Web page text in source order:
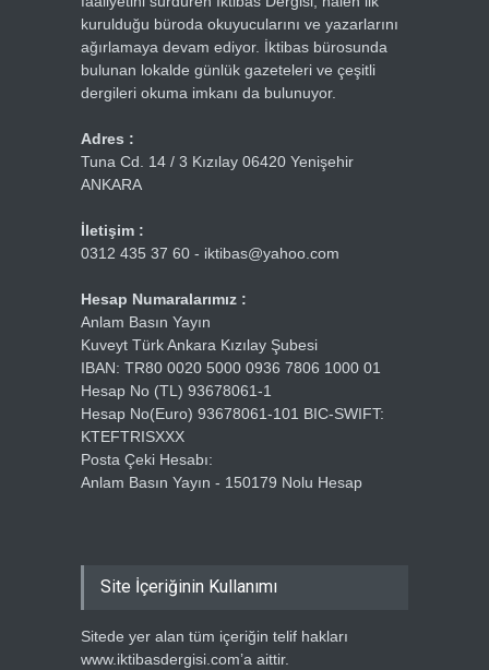
kurulduğu büroda okuyucularını ve yazarlarını
ağırlamaya devam ediyor. İktibas bürosunda
bulunan lokalde günlük gazeteleri ve çeşitli
dergileri okuma imkanı da bulunuyor.
Adres :
Tuna Cd. 14 / 3 Kızılay 06420 Yenişehir
ANKARA
İletişim :
0312 435 37 60 - iktibas@yahoo.com
Hesap Numaralarımız :
Anlam Basın Yayın
Kuveyt Türk Ankara Kızılay Şubesi
IBAN: TR80 0020 5000 0936 7806 1000 01
Hesap No (TL) 93678061-1
Hesap No(Euro) 93678061-101 BIC-SWIFT:
KTEFTRISXXX
Posta Çeki Hesabı:
Anlam Basın Yayın - 150179 Nolu Hesap
Site İçeriğinin Kullanımı
Sitede yer alan tüm içeriğin telif hakları
www.iktibasdergisi.com’a aittir.